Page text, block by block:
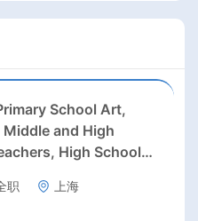
School Art,
and High
High School
职 上海